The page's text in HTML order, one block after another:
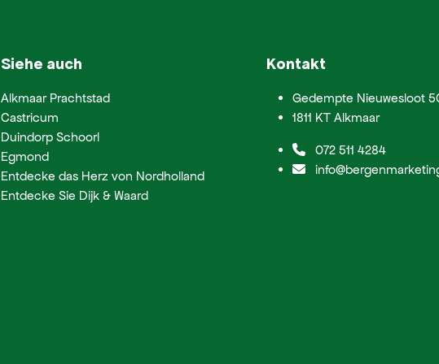
Siehe auch
Alkmaar Prachtstad
Castricum
Duindorp Schoorl
Egmond
Entdecke das Herz von Nordholland
Entdecke Sie Dijk & Waard
Kontakt
Gedempte Nieuwesloot
1811 KT Alkmaar
072 511 4284